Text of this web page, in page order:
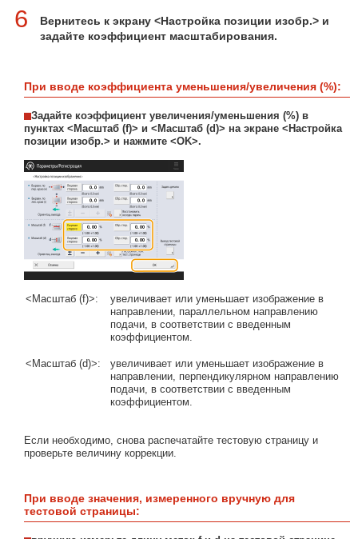
6
Вернитесь к экрану <Настройка позиции изобр.> и
задайте коэффициент масштабирования.
При вводе коэффициента уменьшения/увеличения (%):
Задайте коэффициент увеличения/уменьшения (%) в
пунктах <Масштаб (f)> и <Масштаб (d)> на экране <Настройка
позиции изобр.> и нажмите <OK>.
<Масштаб (f)>:
увеличивает или уменьшает изображение в
направлении, параллельном направлению
подачи, в соответствии с введенным
коэффициентом.
<Масштаб (d)>:
увеличивает или уменьшает изображение в
направлении, перпендикулярном направлению
подачи, в соответствии с введенным
коэффициентом.
Если необходимо, снова распечатайте тестовую страницу и
проверьте величину коррекции.
При вводе значения, измеренного вручную для
тестовой страницы: